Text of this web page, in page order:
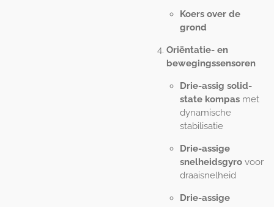
Koers over de
grond
Oriëntatie- en
bewegingssensoren
Drie-assig solid-
state kompas met
dynamische
stabilisatie
Drie-assige
snelheidsgyro voor
draaisnelheid
Drie-assige